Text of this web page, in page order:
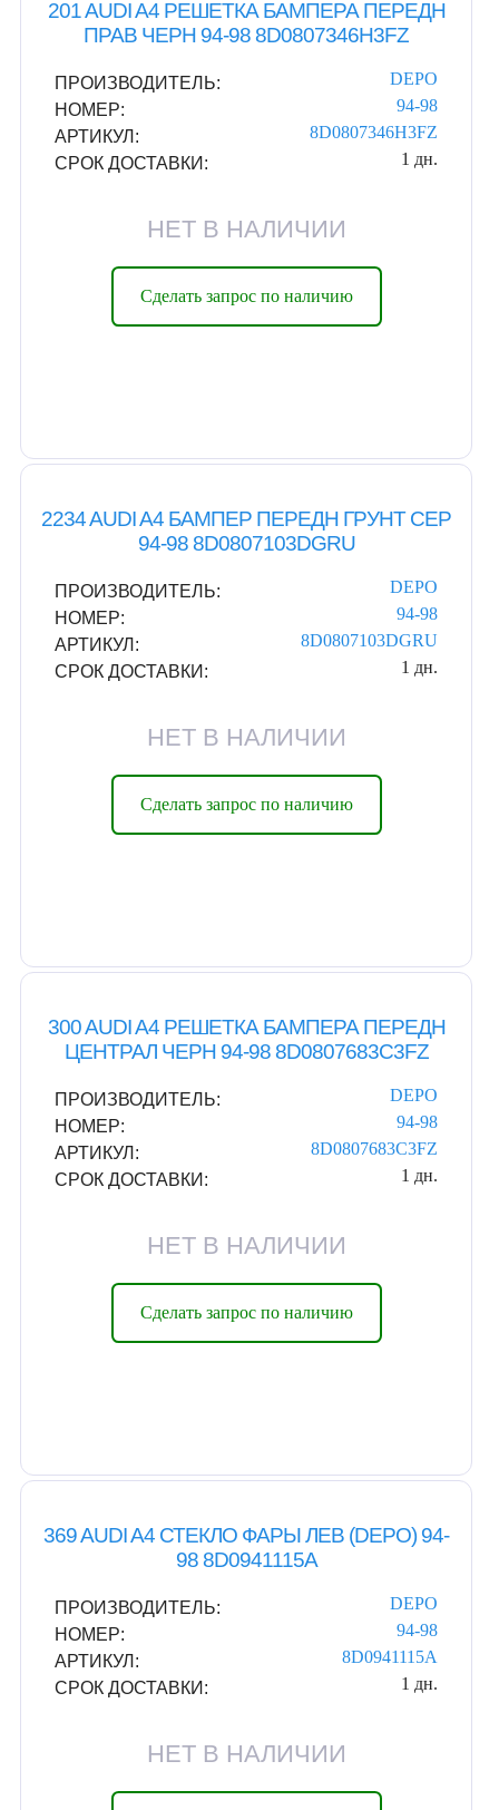
201 AUDI A4 РЕШЕТКА БАМПЕРА ПЕРЕДН
ПРАВ ЧЕРН 94-98 8D0807346H3FZ
ПРОИЗВОДИТЕЛЬ:
DEPO
НОМЕР:
94-98
АРТИКУЛ:
8D0807346H3FZ
СРОК ДОСТАВКИ:
1 дн.
НЕТ В НАЛИЧИИ
Сделать запрос по наличию
2234 AUDI A4 БАМПЕР ПЕРЕДН ГРУНТ СЕР
94-98 8D0807103DGRU
ПРОИЗВОДИТЕЛЬ:
DEPO
НОМЕР:
94-98
АРТИКУЛ:
8D0807103DGRU
СРОК ДОСТАВКИ:
1 дн.
НЕТ В НАЛИЧИИ
Сделать запрос по наличию
300 AUDI A4 РЕШЕТКА БАМПЕРА ПЕРЕДН
ЦЕНТРАЛ ЧЕРН 94-98 8D0807683C3FZ
ПРОИЗВОДИТЕЛЬ:
DEPO
НОМЕР:
94-98
АРТИКУЛ:
8D0807683C3FZ
СРОК ДОСТАВКИ:
1 дн.
НЕТ В НАЛИЧИИ
Сделать запрос по наличию
369 AUDI A4 СТЕКЛО ФАРЫ ЛЕВ (DEPO) 94-
98 8D0941115A
ПРОИЗВОДИТЕЛЬ:
DEPO
НОМЕР:
94-98
АРТИКУЛ:
8D0941115A
СРОК ДОСТАВКИ:
1 дн.
НЕТ В НАЛИЧИИ